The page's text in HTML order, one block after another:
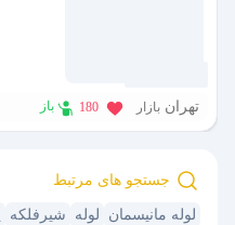
تهران بازار 180 باز
جستجو های مرتبط
لوله مانیسمان لوله شیرفلکه